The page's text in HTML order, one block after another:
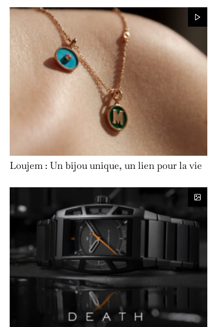
Loujem : Un bijou unique, un lien pour la vie